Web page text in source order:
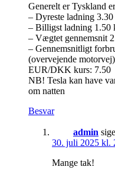
Generelt er Tyskland
– Dyreste ladning
– Billigst ladning
– Vægtet gennemsnit
– Gennemsnitligt
(overvejende motorvej)
EUR/DKK kurs: 7.50
NB! Tesla kan have
om natten
Besvar
admin
30. juli 2025 kl.
Mange tak!